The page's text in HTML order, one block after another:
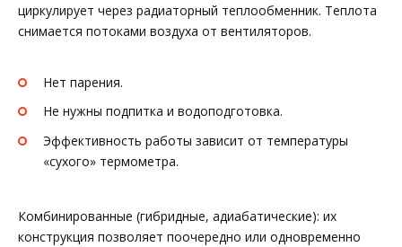
циркулирует через радиаторный теплообменник. Теплота
снимается потоками воздуха от вентиляторов.
Нет парения.
Не нужны подпитка и водоподготовка.
Эффективность работы зависит от температуры
«сухого» термометра.
Комбинированные (гибридные, адиабатические): их
конструкция позволяет поочередно или одновременно